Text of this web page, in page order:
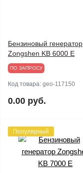
Бензиновый генератор
Zongshen KB 6000 E
ПО ЗАПРОСУ
Код товара: geo-117150
0.00 руб.
Популярный